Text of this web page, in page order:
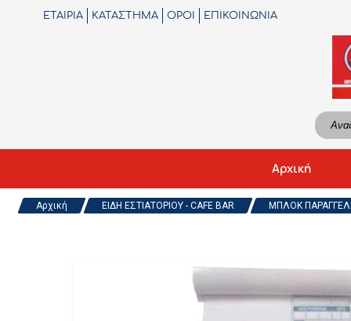
ΕΤΑΙΡΙΑ ΚΑΤΑΣΤΗΜΑ ΟΡΟΙ ΕΠΙΚΟΙΝΩΝΙΑ
Αρχική
Αρχική ΕΙΔΗ ΕΣΤΙΑΤΟΡΙΟΥ - CAFE BAR ΜΠΛΟΚ